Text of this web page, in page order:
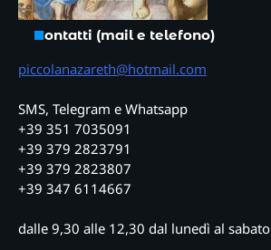
Contatti (mail e telefono)
piccolanazareth@hotmail.com
SMS, Telegram e Whatsapp
+39 351 7035091
+39 379 2823791
+39 379 2823807
+39 347 6114667
dalle 9,30 alle 12,30 dal lunedì al sabato